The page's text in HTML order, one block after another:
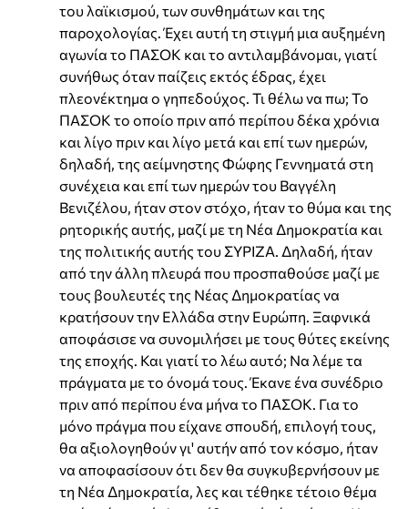
του λαϊκισμού, των συνθημάτων και της
παροχολογίας. Έχει αυτή τη στιγμή μια αυξημένη
αγωνία το ΠΑΣΟΚ και το αντιλαμβάνομαι, γιατί
συνήθως όταν παίζεις εκτός έδρας, έχει
πλεονέκτημα ο γηπεδούχος. Τι θέλω να πω; Το
ΠΑΣΟΚ το οποίο πριν από περίπου δέκα χρόνια
και λίγο πριν και λίγο μετά και επί των ημερών,
δηλαδή, της αείμνηστης Φώφης Γεννηματά στη
συνέχεια και επί των ημερών του Βαγγέλη
Βενιζέλου, ήταν στον στόχο, ήταν το θύμα και της
ρητορικής αυτής, μαζί με τη Νέα Δημοκρατία και
της πολιτικής αυτής του ΣΥΡΙΖΑ. Δηλαδή, ήταν
από την άλλη πλευρά που προσπαθούσε μαζί με
τους βουλευτές της Νέας Δημοκρατίας να
κρατήσουν την Ελλάδα στην Ευρώπη. Ξαφνικά
αποφάσισε να συνομιλήσει με τους θύτες εκείνης
της εποχής. Και γιατί το λέω αυτό; Να λέμε τα
πράγματα με το όνομά τους. Έκανε ένα συνέδριο
πριν από περίπου ένα μήνα το ΠΑΣΟΚ. Για το
μόνο πράγμα που είχανε σπουδή, επιλογή τους,
θα αξιολογηθούν γι' αυτήν από τον κόσμο, ήταν
να αποφασίσουν ότι δεν θα συγκυβερνήσουν με
τη Νέα Δημοκρατία, λες και τέθηκε τέτοιο θέμα